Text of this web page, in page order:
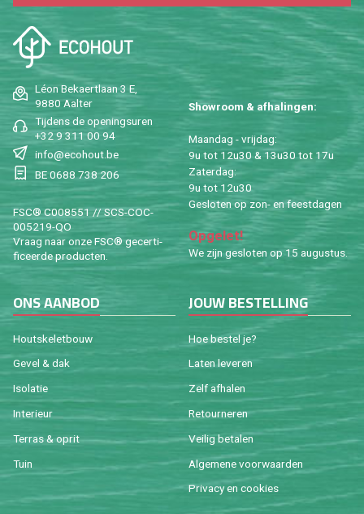
Léon Be­kaert­laan 3 E,
9880 Aal­ter
Tij­dens de ope­nings­uren
+32 9 311 00 94
info@​ecohout.​be
BE 0688 738 206
FSC® C008551 // SCS-COC-
005219-QO
Vraag naar onze FSC® ge­cer­ti­
fi­ceer­de pro­duc­ten.
Show­room & af­ha­lin­gen:
Maan­dag - vrij­dag:
9u tot 12u30 & 13u30 tot 17u
Za­ter­dag:
9u tot 12u30
Ge­slo­ten op zon- en feest­da­gen
Op­ge­let!
We zijn ge­slo­ten op 15 au­gus­tus.
ONS AAN­BOD
Houtske­let­bouw
Gevel & dak
Iso­la­tie
In­te­ri­eur
Ter­ras & oprit
Tuin
JOUW BE­STEL­LING
Hoe be­stel je?
Laten le­ve­ren
Zelf af­ha­len
Re­tour­ne­ren
Vei­lig be­ta­len
Al­ge­me­ne voor­waar­den
Pri­va­cy en coo­kies